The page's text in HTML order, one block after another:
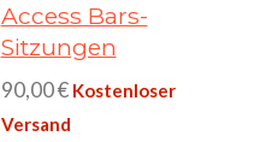
Access Bars-
Sitzungen
90,00 € Kostenloser
Versand